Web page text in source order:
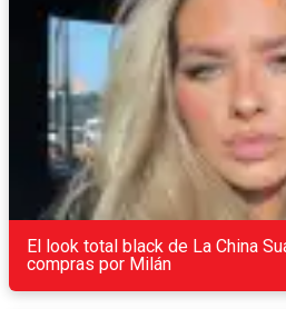
El look total black de La China
compras por Milán